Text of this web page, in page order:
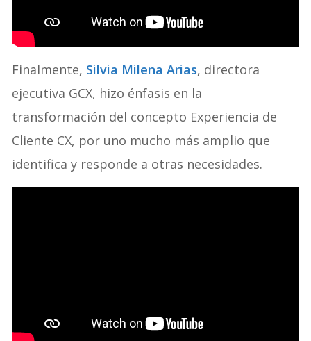
Finalmente, Silvia Milena Arias, directora
ejecutiva GCX, hizo énfasis en la
transformación del concepto Experiencia de
Cliente CX, por uno mucho más amplio que
identifica y responde a otras necesidades.